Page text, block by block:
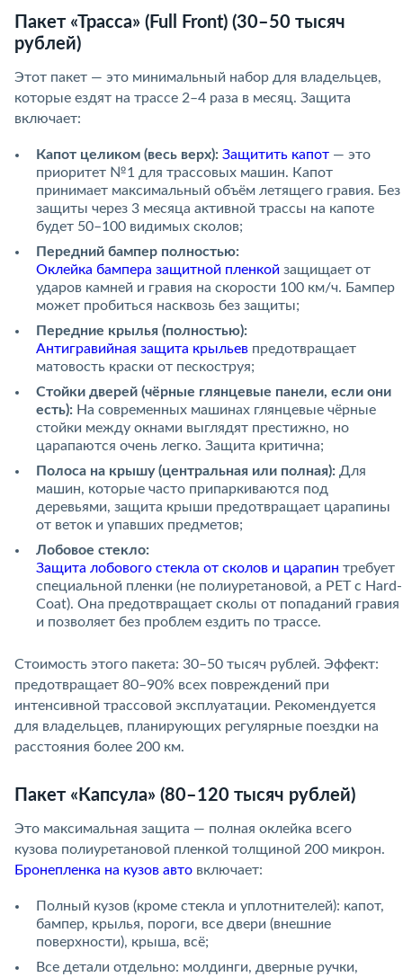
Пакет «Трасса» (Full Front) (30–50 тысяч
рублей)
Этот пакет — это минимальный набор для владельцев,
которые ездят на трассе 2–4 раза в месяц. Защита
включает:
Капот целиком (весь верх): Защитить капот — это
приоритет №1 для трассовых машин. Капот
принимает максимальный объём летящего гравия. Без
защиты через 3 месяца активной трассы на капоте
будет 50–100 видимых сколов;
Передний бампер полностью:
Оклейка бампера защитной пленкой защищает от
ударов камней и гравия на скорости 100 км/ч. Бампер
может пробиться насквозь без защиты;
Передние крылья (полностью):
Антигравийная защита крыльев предотвращает
матовость краски от пескоструя;
Стойки дверей (чёрные глянцевые панели, если они
есть): На современных машинах глянцевые чёрные
стойки между окнами выглядят престижно, но
царапаются очень легко. Защита критична;
Полоса на крышу (центральная или полная): Для
машин, которые часто припаркиваются под
деревьями, защита крыши предотвращает царапины
от веток и упавших предметов;
Лобовое стекло:
Защита лобового стекла от сколов и царапин требует
специальной пленки (не полиуретановой, а PET с Hard-
Coat). Она предотвращает сколы от попаданий гравия
и позволяет без проблем ездить по трассе.
Стоимость этого пакета: 30–50 тысяч рублей. Эффект:
предотвращает 80–90% всех повреждений при
интенсивной трассовой эксплуатации. Рекомендуется
для владельцев, планирующих регулярные поездки на
расстояния более 200 км.
Пакет «Капсула» (80–120 тысяч рублей)
Это максимальная защита — полная оклейка всего
кузова полиуретановой пленкой толщиной 200 микрон.
Бронепленка на кузов авто включает:
Полный кузов (кроме стекла и уплотнителей): капот,
бампер, крылья, пороги, все двери (внешние
поверхности), крыша, всё;
Все детали отдельно: молдинги, дверные ручки,